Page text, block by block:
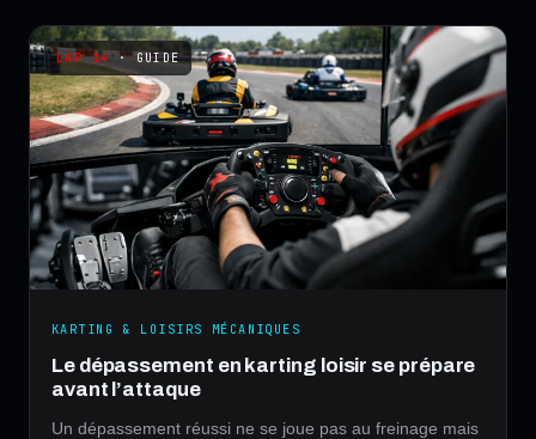
· GUIDE
KARTING & LOISIRS MÉCANIQUES
Le dépassement en karting loisir se prépare
avant l’attaque
Un dépassement réussi ne se joue pas au freinage mais